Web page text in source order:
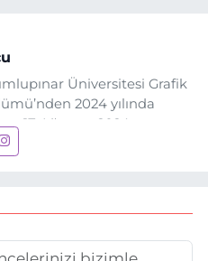
Üniversitesi Grafik
2024 yılında
17 Ağustos 2024
Tasarım alanında staj